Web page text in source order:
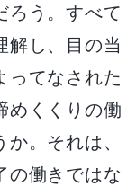
ろう。すべて
解し、目の当
ってなされた
めくくりの働
。それは、
の働きではな